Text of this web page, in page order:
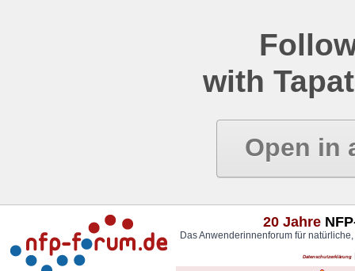
with
Open in
20 Jahre
Das Anwenderinnenforum für
Datenschutzerklärung